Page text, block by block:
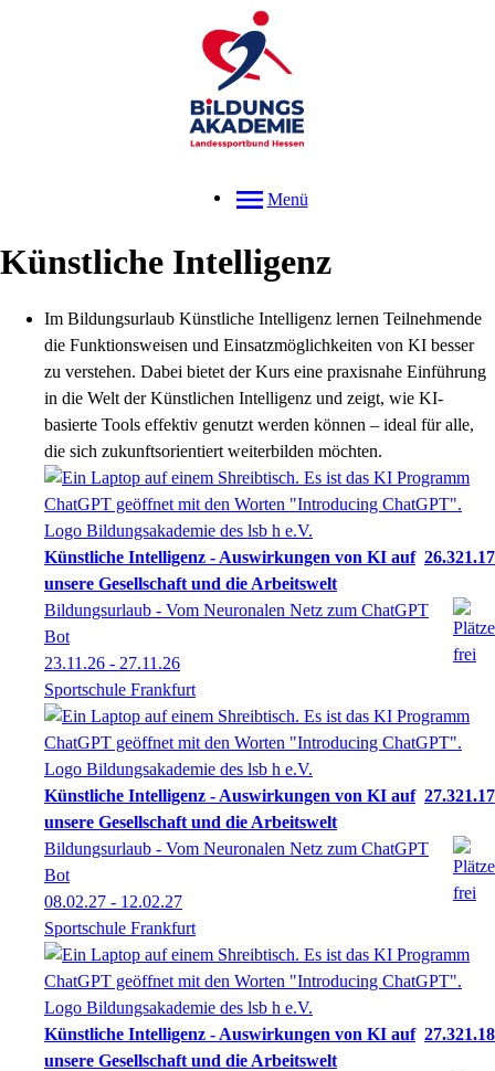
Menü
Künstliche Intelligenz
Im Bildungsurlaub Künstliche Intelligenz lernen Teilnehmende
die Funktionsweisen und Einsatzmöglichkeiten von KI besser
zu verstehen. Dabei bietet der Kurs eine praxisnahe Einführung
in die Welt der Künstlichen Intelligenz und zeigt, wie KI-
basierte Tools effektiv genutzt werden können – ideal für alle,
die sich zukunftsorientiert weiterbilden möchten.
Künstliche Intelligenz - Auswirkungen von KI auf
unsere Gesellschaft und die Arbeitswelt
26.321.17
Bildungsurlaub - Vom Neuronalen Netz zum ChatGPT
Bot
23.11.26 - 27.11.26
Sportschule Frankfurt
Künstliche Intelligenz - Auswirkungen von KI auf
unsere Gesellschaft und die Arbeitswelt
27.321.17
Bildungsurlaub - Vom Neuronalen Netz zum ChatGPT
Bot
08.02.27 - 12.02.27
Sportschule Frankfurt
Künstliche Intelligenz - Auswirkungen von KI auf
unsere Gesellschaft und die Arbeitswelt
27.321.18